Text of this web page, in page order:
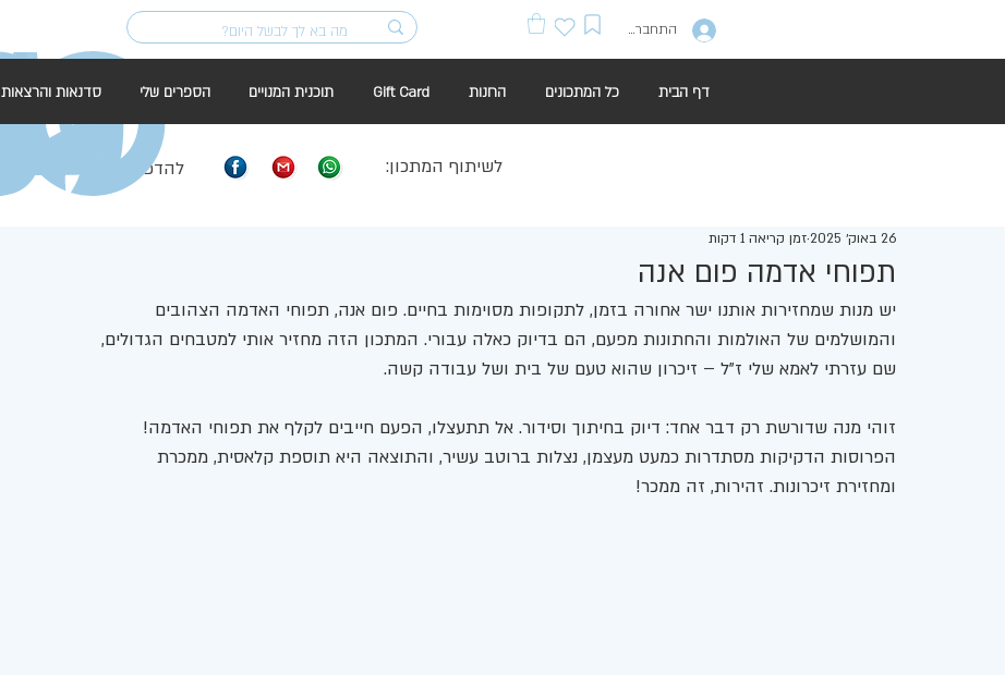
התחברות
דף הבית כל המתכונים החנות Gift Card תוכנית המנויים הספרים שלי סדנאות והרצאות
להדפסה: לשיתוף המתכון:
תפוחי אדמה פום אנה
26 באוק׳ 2025 זמן קריאה 1 דקות
יש מנות שמחזירות אותנו ישר אחורה בזמן, לתקופות מסוימות בחיים. פום אנה, תפוחי האדמה הצהובים
והמושלמים של האולמות והחתונות מפעם, הם בדיוק כאלה עבורי. המתכון הזה מחזיר אותי למטבחים הגדולים,
שם עזרתי לאמא שלי ז"ל – זיכרון שהוא טעם של בית ושל עבודה קשה.
זוהי מנה שדורשת רק דבר אחד: דיוק בחיתוך וסידור. אל תתעצלו, הפעם חייבים לקלף את תפוחי האדמה!
הפרוסות הדקיקות מסתדרות כמעט מעצמן, נצלות ברוטב עשיר, והתוצאה היא תוספת קלאסית, ממכרת
ומחזירת זיכרונות. זהירות, זה ממכר!